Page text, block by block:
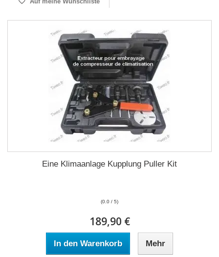
Eine Klimaanlage Kupplung Puller Kit
(0.0 / 5)
189,90 €
In den Warenkorb Mehr